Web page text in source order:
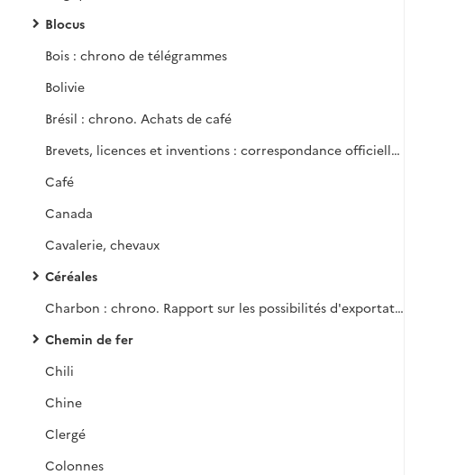
Blocus
Bois : chrono de télégrammes
Bolivie
Brésil : chrono. Achats de café
Brevets, licences et inventions : correspondance officielle, rapports et lettres
Café
Canada
Cavalerie, chevaux
Céréales
Charbon : chrono. Rapport sur les possibilités d'exportation pour la France de charbons américains. Mines de Lens.
Chemin de fer
Chili
Chine
Clergé
Colonnes